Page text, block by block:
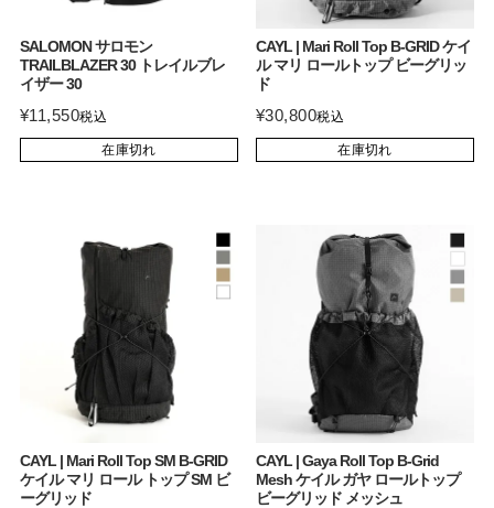
SALOMON サロモン
TRAILBLAZER 30 トレイルブレ
イザー 30
¥11,550税込
在庫切れ
CAYL | Mari Roll Top B-GRID ケイ
ル マリ ロールトップ ビーグリッ
ド
¥30,800税込
在庫切れ
CAYL | Mari Roll Top SM B-GRID
ケイル マリ ロール トップ SM ビ
ーグリッド
CAYL | Gaya Roll Top B-Grid
Mesh ケイル ガヤ ロールトップ
ビーグリッド メッシュ